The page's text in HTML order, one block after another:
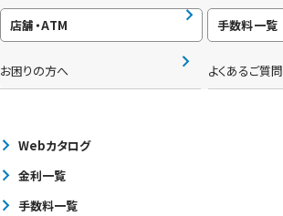
店舗・ATM 手数料一覧
お困りの方へ よくあるご質問
Webカタログ
金利一覧
手数料一覧